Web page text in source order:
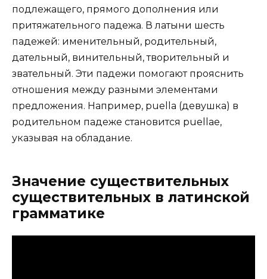
подлежащего, прямого дополнения или
притяжательного падежа. В латыни шесть
падежей: именительный, родительный,
дательный, винительный, творительный и
звательный. Эти падежи помогают прояснить
отношения между разными элементами
предложения. Например, puella (девушка) в
родительном падеже становится puellae,
указывая на обладание.
Значение существительных
существительных в латинской
грамматике